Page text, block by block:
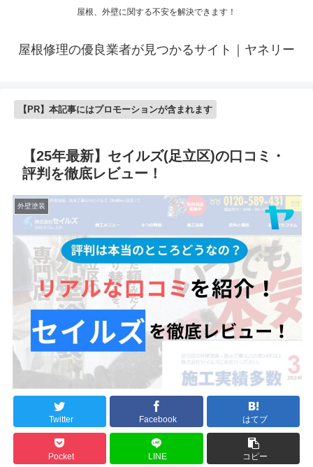
屋根、外壁に関する不安を解決できます！
屋根修理の優良業者が見つかるサイト｜ヤネリー
【PR】本記事にはプロモーションが含まれます
【25年最新】セイルズ(足立区)の口コミ・
評判を徹底レビュー！
外壁塗装
Twitter Facebook はてブ
Pocket LINE コピー